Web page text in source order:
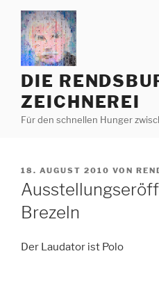
Zum
Inhalt
springen
DIE
ZEICHNEREI
Für den schnellen Hunger
VERÖFFENTLICHT
AM
18. AUGUST 2010 VON
Brezeln
Der Laudator ist Polo